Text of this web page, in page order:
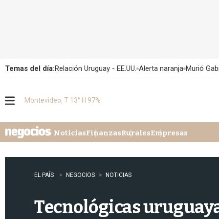
Temas del día:Relación Uruguay - EE.UU. Alerta naranja Murió
u
Montevideo, T 13° H 97%
NoticiasFinanzasRuralesEmpresas
EL PAÍS NEGOCIOS NOTICIAS
Tecnológicas